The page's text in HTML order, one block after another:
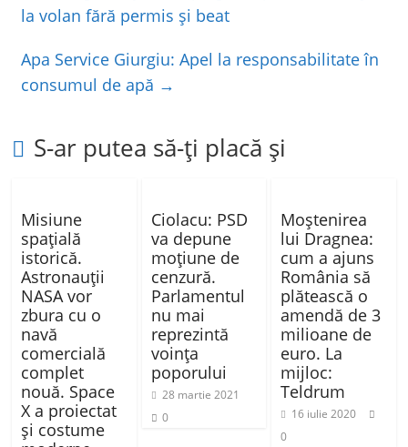
o
k
p z
la volan fără permis și beat
Apa Service Giurgiu: Apel la responsabilitate în
consumul de apă →
S-ar putea să-ți placă și
Misiune
spațială
istorică.
Astronauții
NASA vor
zbura cu o
navă
comercială
complet
nouă. Space
X a proiectat
și costume
Ciolacu: PSD
va depune
moţiune de
cenzură.
Parlamentul
nu mai
reprezintă
voinţa
poporului
28 martie 2021
0
Moştenirea
lui Dragnea:
cum a ajuns
România să
plătească o
amendă de 3
milioane de
euro. La
mijloc:
Teldrum
16 iulie 2020
0